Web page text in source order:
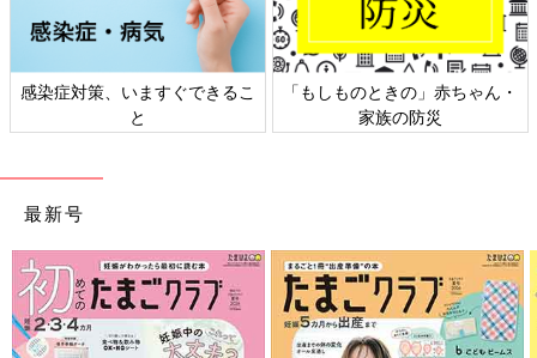
感染症対策、いますぐできるこ
と
「もしものときの」赤ちゃん・
家族の防災
最新号